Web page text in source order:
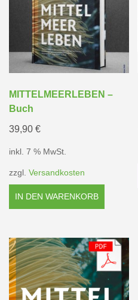
MITTELMEERLEBEN –
Buch
39,90 €
inkl. 7 % MwSt.
zzgl. Versandkosten
IN DEN WARENKORB